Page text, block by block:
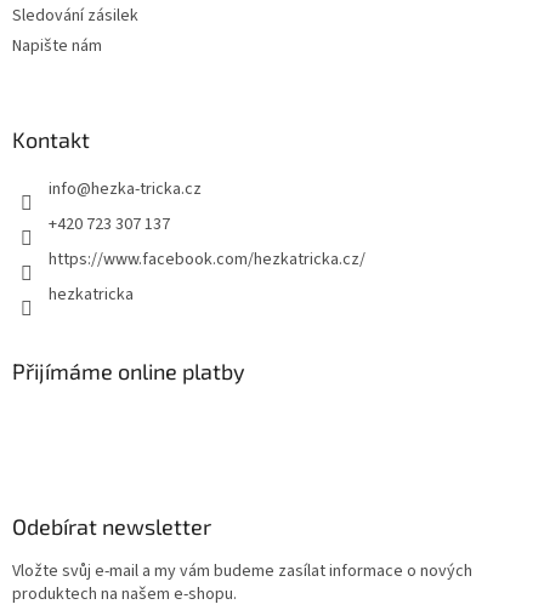
Sledování zásilek
Napište nám
Kontakt
info@hezka-tricka.cz
+420 723 307 137
https://www.facebook.com/hezkatricka.cz/
hezkatricka
Přijímáme online platby
Odebírat newsletter
Vložte svůj e-mail a my vám budeme zasílat informace o nových
produktech na našem e-shopu.